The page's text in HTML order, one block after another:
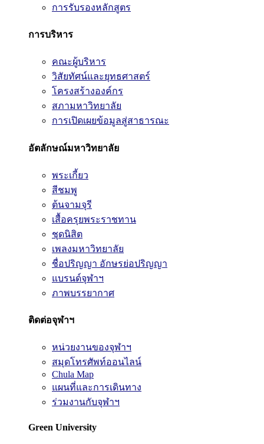
การรับรองหลักสูตร
การบริหาร
คณะผู้บริหาร
วิสัยทัศน์และยุทธศาสตร์
โครงสร้างองค์กร
สภามหาวิทยาลัย
การเปิดเผยข้อมูลสู่สาธารณะ
อัตลักษณ์มหาวิทยาลัย
พระเกี้ยว
สีชมพู
ต้นจามจุรี
เสื้อครุยพระราชทาน
ชุดนิสิต
เพลงมหาวิทยาลัย
ชื่อปริญญา อักษรย่อปริญญา
แบรนด์จุฬาฯ
ภาพบรรยากาศ
ติดต่อจุฬาฯ
หน่วยงานของจุฬาฯ
สมุดโทรศัพท์ออนไลน์
Chula Map
แผนที่และการเดินทาง
ร่วมงานกับจุฬาฯ
Green University